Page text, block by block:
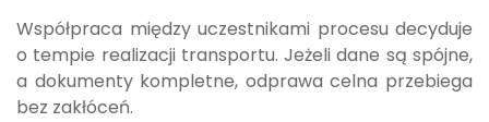
Współpraca między uczestnikami procesu decyduje
o tempie realizacji transportu. Jeżeli dane są spójne,
a dokumenty kompletne, odprawa celna przebiega
bez zakłóceń.